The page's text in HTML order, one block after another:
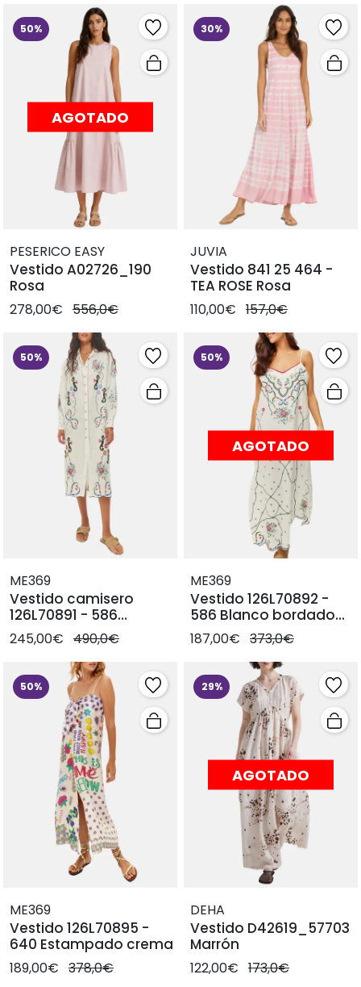
50%
AGOTADO
PESERICO EASY
Vestido A02726_190
Rosa
278,00€ 556,0€
30%
JUVIA
Vestido 841 25 464 -
TEA ROSE Rosa
110,00€ 157,0€
50%
ME369
Vestido camisero
126L70891 - 586
Bordado colores
245,00€ 490,0€
50%
AGOTADO
ME369
Vestido 126L70892 -
586 Blanco bordado
colores
187,00€ 373,0€
50%
ME369
Vestido 126L70895 -
640 Estampado crema
189,00€ 378,0€
29%
AGOTADO
DEHA
Vestido D42619_57703
Marrón
122,00€ 173,0€